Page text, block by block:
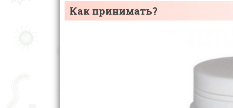
Как принимать?